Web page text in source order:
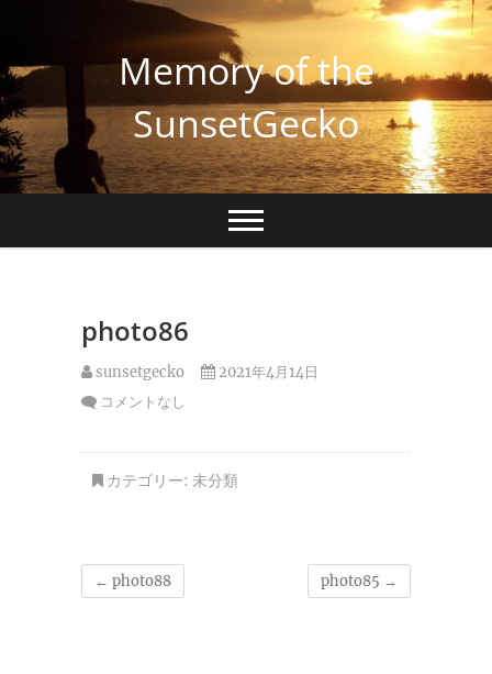
Memory of the
SunsetGecko
photo86
sunsetgecko
2021年4月14日
コメントなし
カテゴリー: 未分類
← photo88 photo85 →